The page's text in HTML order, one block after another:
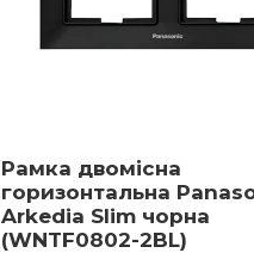
Рамка двомісна
горизонтальна
Arkedia Slim чорна
(WNTF0802-2BL)